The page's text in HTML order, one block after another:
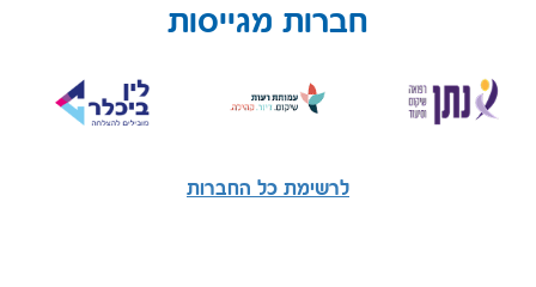
חברות מגייסות
לרשימת כל החברות